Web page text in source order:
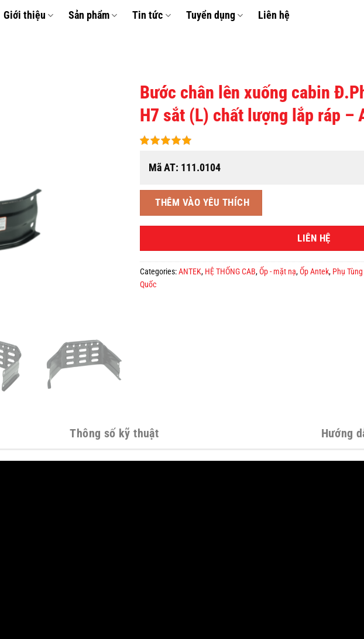
Giới thiệu Sản phẩm Tin tức Tuyển dụng Liên hệ
Bước chân lên xuống cabin
H7 sắt (L) chất lượng lắp ráp –
Mã AT: 111.0104
THÊM VÀO YÊU THÍCH
LIÊN HỆ
Categories:ANTEK, HỆ THỐNG CAB,Ốp - mặt nạ,Ốp Antek, Phụ
Quốc
Thông số kỹ thuật Hướng